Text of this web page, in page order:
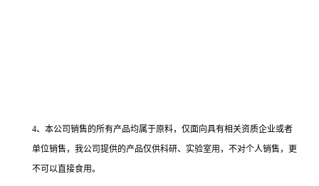
4、本公司销售的所有产品均属于原料，仅面向具有相关资质企业或者
单位销售，我公司提供的产品仅供科研、实验室用，不对个人销售，更
不可以直接食用。